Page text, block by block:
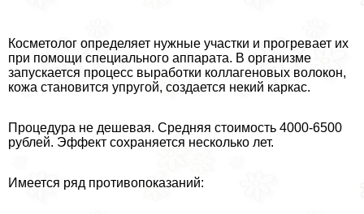
Косметолог определяет нужные участки и прогревает их
при помощи специального аппарата. В организме
запускается процесс выработки коллагеновых волокон,
кожа становится упругой, создается некий каркас.
Процедypa не дешевая. Средняя стоимость 4000-6500
рублей. Эффект сохраняется несколько лет.
Имеется ряд противопоказаний: